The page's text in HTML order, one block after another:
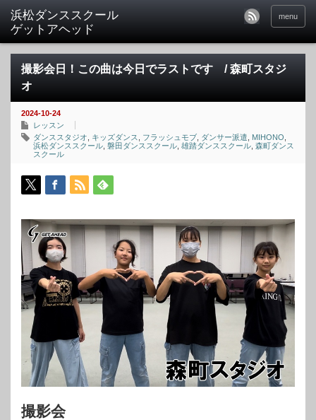
menu
撮影会日！この曲は今日でラストです / 森町スタジ
オ
2024-10-24
レッスン
ダンススタジオ
キッズダンス フラッシュモブ ダンサー派遣 MIHONO
浜松ダンススクール 磐田ダンススクール 雄踏ダンススクール 森町ダンス
スクール
撮影会